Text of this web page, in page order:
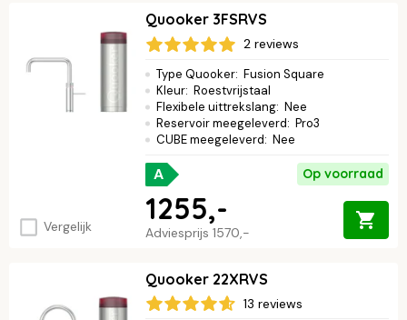
Vergelijk
Quooker 3FSRVS
2 reviews
Type Quooker: Fusion Square
Kleur: Roestvrijstaal
Flexibele uittrekslang: Nee
Reservoir meegeleverd: Pro3
CUBE meegeleverd: Nee
A Op voorraad
Adviesprijs 1570,-
1255,-
Quooker 22XRVS
13 reviews